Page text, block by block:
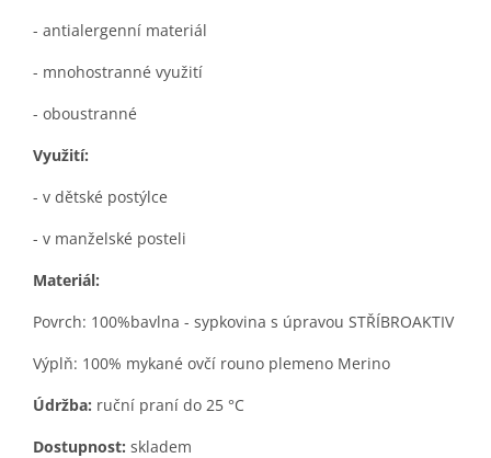
- antialergenní materiál
- mnohostranné využití
- oboustranné
Využití:
- v dětské postýlce
- v manželské posteli
Materiál:
Povrch: 100%bavlna - sypkovina s úpravou STŘÍBROAKTIV
Výplň: 100% mykané ovčí rouno plemeno Merino
Údržba: ruční praní do 25 °C
Dostupnost: skladem